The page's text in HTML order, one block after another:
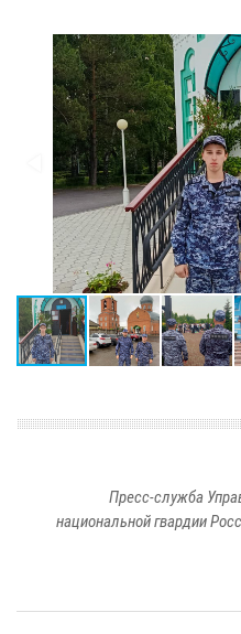
Пресс-служба
национальной гвардии